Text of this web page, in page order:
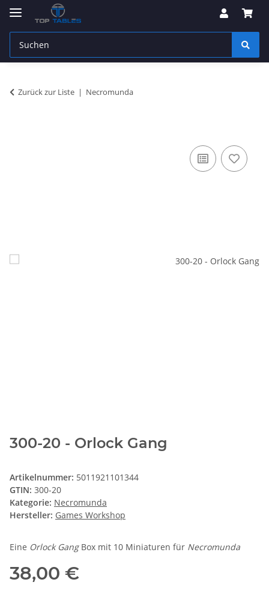
Zurück zur Liste Necromunda
300-20 - Orlock Gang
Artikelnummer: 5011921101344
GTIN: 300-20
Kategorie: Necromunda
Hersteller: Games Workshop
Eine Orlock Gang Box mit 10 Miniaturen für Necromunda
38,00 €